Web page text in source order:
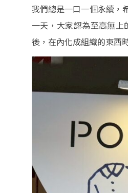
我們總是一口一個永續，
一天，大家認為至高無
後，在內化成組織的東西